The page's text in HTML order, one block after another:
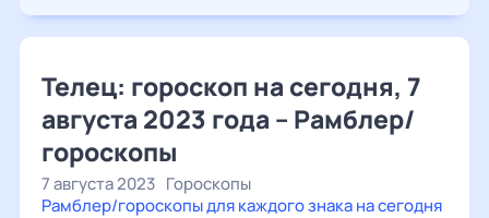
Телец: гороскоп на сегодня, 7
августа 2023 года – Рамблер/
гороскопы
7 августа 2023 Гороскопы
Рамблер/гороскопы для каждого знака на сегодня